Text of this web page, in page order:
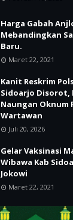
Harga Gabah
Mebandingkan
Baru.
Maret 22, 2021
Kanit Reskrim
Sidoarjo Disorot,
Naungan Oknum
Wartawan
Juli 20, 2026
Gelar Vaksinasi
Wibawa Kab
Jokowi
Maret 22, 2021